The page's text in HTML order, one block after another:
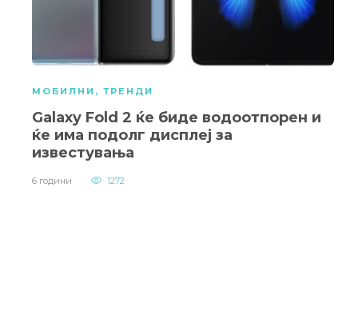
МОБИЛНИ , ТРЕНДИ
Galaxy Fold 2 ќе биде водоотпорен и
ќе има подолг дисплеј за
известувања
6 години 1272